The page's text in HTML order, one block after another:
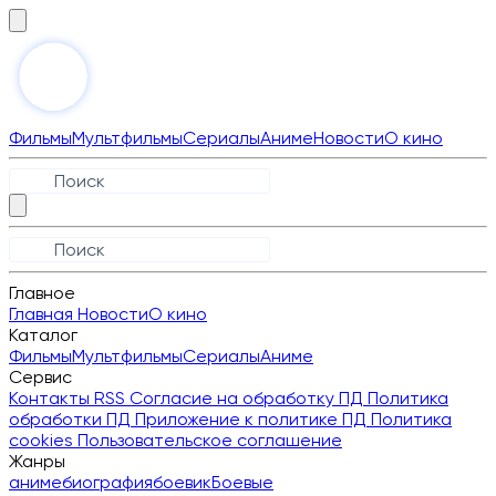
ФильмыМультфильмыСериалыАнимеНовостиО кино
Главное
Главная НовостиО кино
Каталог
ФильмыМультфильмыСериалыАниме
Сервис
Контакты RSS Согласие на обработку ПД Политика
обработки ПД Приложение к политике ПД Политика
cookies Пользовательское соглашение
Жанры
анимебиографиябоевикБоевые